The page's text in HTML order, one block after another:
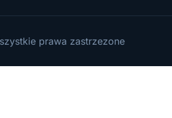
prawa zastrzezone